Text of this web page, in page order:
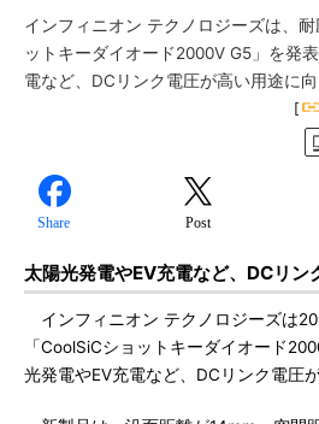
インフィニオン テクノロジーズは、
ットキーダイオード2000V G5」を発
電など、DCリンク電圧が高い用途に向
[
Share Post
太陽光発電やEV充電など、DCリン
インフィニオン テクノロジーズは
「CoolSiCショットキーダイオード
光発電やEV充電など、DCリンク電圧